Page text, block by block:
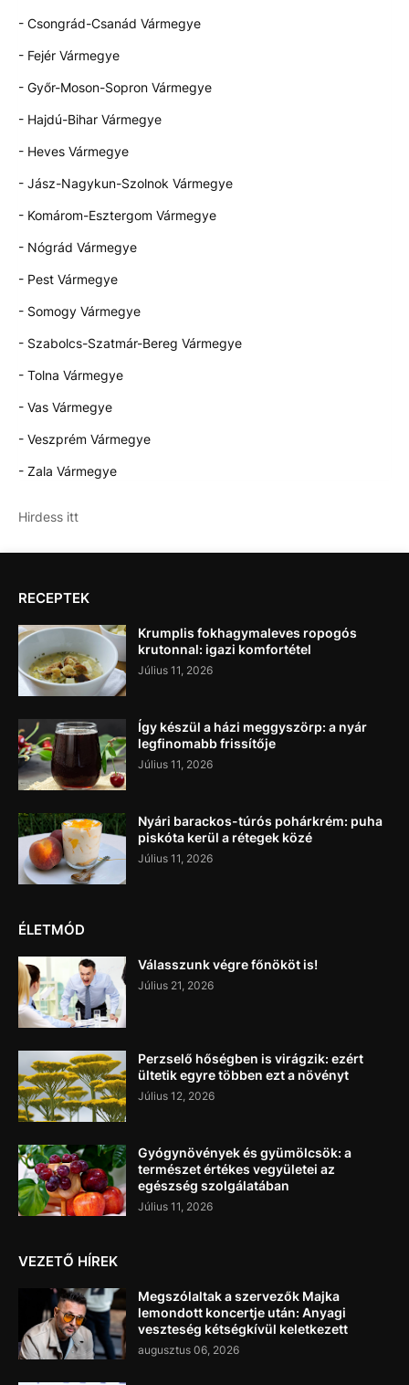
- Csongrád-Csanád Vármegye
- Fejér Vármegye
- Győr-Moson-Sopron Vármegye
- Hajdú-Bihar Vármegye
- Heves Vármegye
- Jász-Nagykun-Szolnok Vármegye
- Komárom-Esztergom Vármegye
- Nógrád Vármegye
- Pest Vármegye
- Somogy Vármegye
- Szabolcs-Szatmár-Bereg Vármegye
- Tolna Vármegye
- Vas Vármegye
- Veszprém Vármegye
- Zala Vármegye
Hirdess itt
RECEPTEK
Krumplis fokhagymaleves ropogós
krutonnal: igazi komfortétel
Július 11, 2026
Így készül a házi meggyszörp: a nyár
legfinomabb frissítője
Július 11, 2026
Nyári barackos-túrós pohárkrém: puha
piskóta kerül a rétegek közé
Július 11, 2026
ÉLETMÓD
Válasszunk végre főnököt is!
Július 21, 2026
Perzselő hőségben is virágzik: ezért
ültetik egyre többen ezt a növényt
Július 12, 2026
Gyógynövények és gyümölcsök: a
természet értékes vegyületei az
egészség szolgálatában
Július 11, 2026
VEZETŐ HÍREK
Megszólaltak a szervezők Majka
lemondott koncertje után: Anyagi
veszteség kétségkívül keletkezett
augusztus 06, 2026